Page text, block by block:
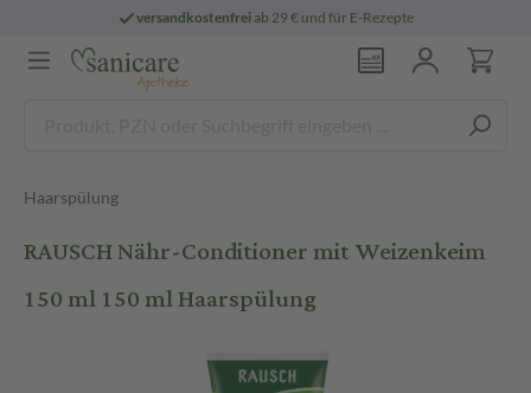
versandkostenfreiab 29 € und für E-Rezepte
Haarspülung
RAUSCH Nähr-Conditioner mit Weizenkeim
150 ml 150 ml Haarspülung